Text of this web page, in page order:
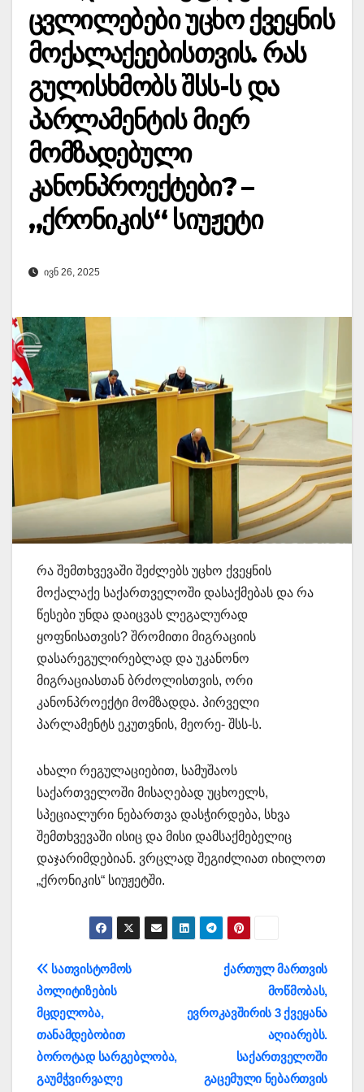
ცვლილებები უცხო ქვეყნის
მოქალაქეებისთვის. რას
გულისხმობს შსს-ს და
პარლამენტის მიერ
მომზადებული
კანონპროექტები? –
„ქრონიკის“ სიუჟეტი
ᲘᲕᲜ 26, 2025
რა შემთხვევაში შეძლებს უცხო ქვეყნის
მოქალაქე საქართველოში დასაქმებას და რა
წესები უნდა დაიცვას ლეგალურად
ყოფნისათვის? შრომითი მიგრაციის
დასარეგულირებლად და უკანონო
მიგრაციასთან ბრძოლისთვის, ორი
კანონპროექტი მომზადდა. პირველი
პარლამენტს ეკუთვნის, მეორე- შსს-ს.
ახალი რეგულაციებით, სამუშაოს
საქართველოში მისაღებად უცხოელს,
სპეციალური ნებართვა დასჭირდება, სხვა
შემთხვევაში ისიც და მისი დამსაქმებელიც
დაჯარიმდებიან. ვრცლად შეგიძლიათ იხილოთ
„ქრონიკის“ სიუჟეტში.
პოსტის
ნავიგაცია
ქართულ მართვის
მოწმობას,
ევროკავშირის 3 ქვეყანა
აღიარებს.
საქართველოში
გაცემული ნებართვის
სათვისტომოს
პოლიტიზების
მცდელობა,
თანამდებობით
ბოროტად სარგებლობა,
გაუმჭვირვალე